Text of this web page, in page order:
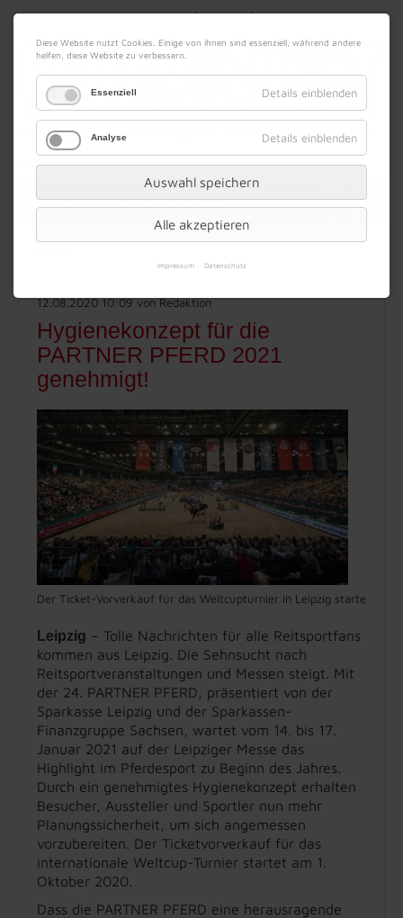
07. August 2026 Impressum|Kontakt|Datenschutz
Werbung
12.08.2020 10:09von Redaktion
Hygienekonzept für die
PARTNER PFERD 2021
genehmigt!
Der Ticket-Vorverkauf für das Weltcupturnier in Leipzig startet am
Leipzig – Tolle Nachrichten für alle Reitsportfans
kommen aus Leipzig. Die Sehnsucht nach
Reitsportveranstaltungen und Messen steigt. Mit
der 24. PARTNER PFERD, präsentiert von der
Sparkasse Leipzig und der Sparkassen-
Finanzgruppe Sachsen, wartet vom 14. bis 17.
Januar 2021 auf der Leipziger Messe das
Highlight im Pferdesport zu Beginn des Jahres.
Durch ein genehmigtes Hygienekonzept erhalten
Besucher, Aussteller und Sportler nun mehr
Planungssicherheit, um sich angemessen
vorzubereiten. Der Ticketvorverkauf für das
internationale Weltcup-Turnier startet am 1.
Oktober 2020.
Dass die PARTNER PFERD eine herausragende
Diese Website nutzt Cookies. Einige von ihnen sind essenziell, während andere
helfen, diese Website zu verbessern.
Essenziell Details einblenden
Analyse Details einblenden
Auswahl speichern
Alle akzeptieren
Impressum Datenschutz